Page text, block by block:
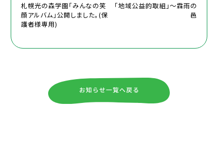
札幌光の森学園「みんなの笑
顔アルバム」公開しました。(保
護者様専用)
「地域公益的取組」～霖雨の
邑